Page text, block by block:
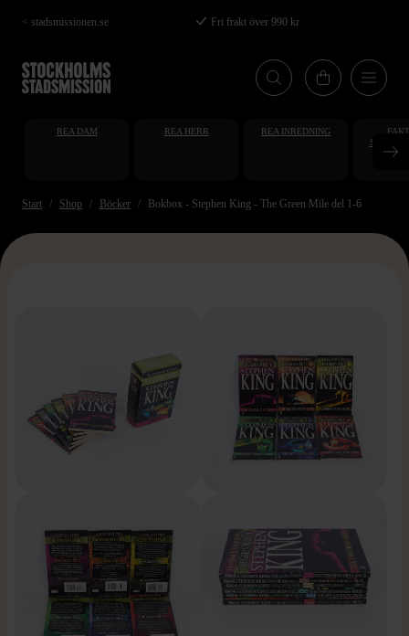
Hoppa
till
huvudinnehåll
< stadsmissionen.se Fri frakt över 990 kr
REA DAM REA HERR REA INREDNING
Start Shop Böcker Bokbox - Stephen King - The Green Mile del 1-6
>